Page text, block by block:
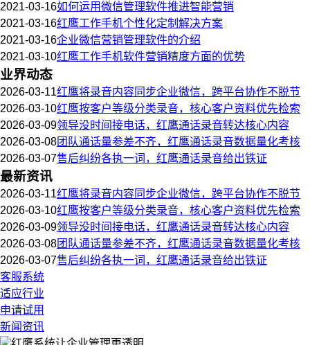
2021-03-16如何运用微信管理软件推进智能营销
2021-03-16红鹰工作手机个性化定制解决方案
2021-03-16企业微信营销管理软件的介绍
2021-03-10红鹰工作手机软件营销精度方面的优势
业界动态
2026-03-11红鹰将录音内容同步企业微信，跨平台协作不脱节
2026-03-10红鹰按客户等级分类录音，核心客户资料优先检索
2026-03-09领导没时间接电话，红鹰通话录音转达核心内容
2026-03-08团队通话量参差不齐，红鹰通话录音数据量化考核
2026-03-07售后纠纷各执一词，红鹰通话录音给出铁证
最新资讯
2026-03-11红鹰将录音内容同步企业微信，跨平台协作不脱节
2026-03-10红鹰按客户等级分类录音，核心客户资料优先检索
2026-03-09领导没时间接电话，红鹰通话录音转达核心内容
2026-03-08团队通话量参差不齐，红鹰通话录音数据量化考核
2026-03-07售后纠纷各执一词，红鹰通话录音给出铁证
客服系统
适应行业
申请试用
新闻资讯